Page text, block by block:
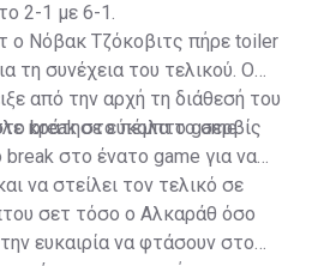
2-1 με 6-1.
ο Νόβακ Τζόκοβιτς πήρε toiler
τη συνέχεια του τελικού. Ο
από την αρχή τη διάθεσή του
break στο πέμπτο game.
κράτησε εύκολα το σερβίς
break στο ένατο game για να
να στείλει τον τελικό σε
σετ τόσο ο Αλκαράθ όσο
ευκαιρία να φτάσουν στο